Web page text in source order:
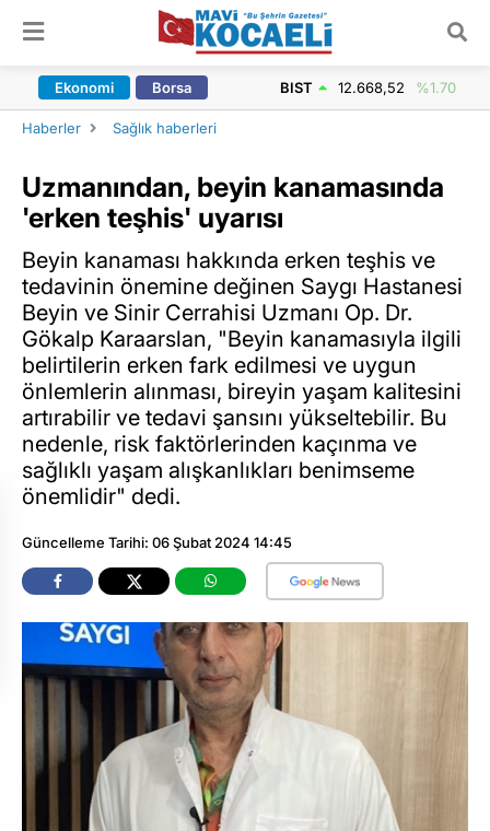
Ekonomi Borsa BIST 12.668,52 %1.70
Haberler Sağlık haberleri
Uzmanından, beyin kanamasında
'erken teşhis' uyarısı
Beyin kanaması hakkında erken teşhis ve
tedavinin önemine değinen Saygı Hastanesi
Beyin ve Sinir Cerrahisi Uzmanı Op. Dr.
Gökalp Karaarslan, "Beyin kanamasıyla ilgili
belirtilerin erken fark edilmesi ve uygun
önlemlerin alınması, bireyin yaşam kalitesini
artırabilir ve tedavi şansını yükseltebilir. Bu
nedenle, risk faktörlerinden kaçınma ve
sağlıklı yaşam alışkanlıkları benimseme
önemlidir" dedi.
Güncelleme Tarihi: 06 Şubat 2024 14:45